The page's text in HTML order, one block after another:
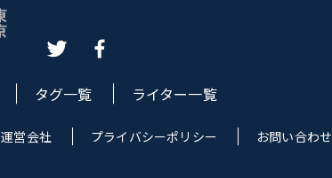
タグ一覧 ライター一覧
運営会社 プライバシーポリシー お問い合わせ